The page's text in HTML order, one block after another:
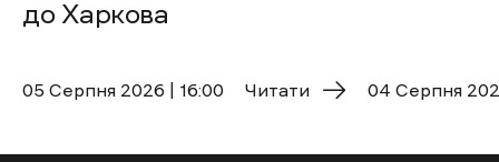
до Харкова
05 Cерпня 2026 | 16:00 Читати 04 Cерпня